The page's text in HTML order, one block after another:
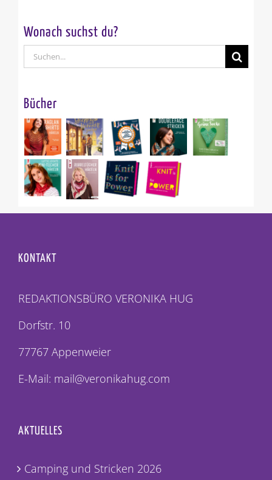
Wonach suchst du?
Suche
nach:
Bücher
KONTAKT
REDAKTIONSBÜRO VERONIKA HUG
Dorfstr. 10
77767 Appenweier
E-Mail: mail@veronikahug.com
AKTUELLES
Camping und Stricken 2026